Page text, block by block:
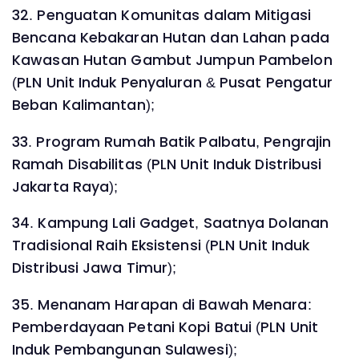
32. Penguatan Komunitas dalam Mitigasi
Bencana Kebakaran Hutan dan Lahan pada
Kawasan Hutan Gambut Jumpun Pambelon
(PLN Unit Induk Penyaluran & Pusat Pengatur
Beban Kalimantan);
33. Program Rumah Batik Palbatu, Pengrajin
Ramah Disabilitas (PLN Unit Induk Distribusi
Jakarta Raya);
34. Kampung Lali Gadget, Saatnya Dolanan
Tradisional Raih Eksistensi (PLN Unit Induk
Distribusi Jawa Timur);
35. Menanam Harapan di Bawah Menara:
Pemberdayaan Petani Kopi Batui (PLN Unit
Induk Pembangunan Sulawesi);